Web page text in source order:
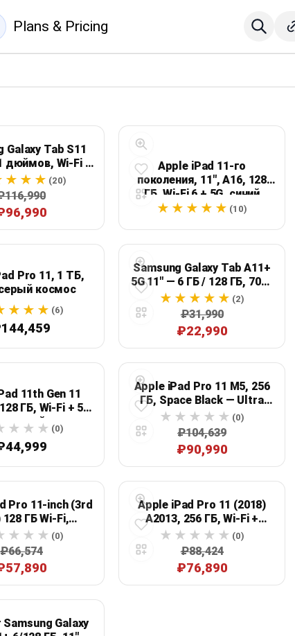
Plans & Pricing
Galaxy Tab S11
дюймов, Wi‑Fi +
связь, серый
(20)
Apple iPad 11-го
поколения, 11″, A16, 128
ГБ, Wi‑Fi 6 + 5G, синий
(10)
Pro 11, 1 ТБ,
космос
(6)
Samsung Galaxy Tab A11+
5G 11" — 6 ГБ / 128 ГБ, 7040
мА·ч, серый(2)
₽31,990
₽22,990
11th Gen 11
ГБ, Wi‑Fi + 5G,
(0)
Apple iPad Pro 11 M5, 256
ГБ, Space Black — Ultra
Retina XDR, 12 МП + 12 МП,
LiDAR, Wi‑Fi 7
(0)
₽104,639
₽90,990
Pro 11-inch (3rd
128 ГБ Wi‑Fi,
серый
(0)
₽66,574
Apple iPad Pro 11 (2018)
A2013, 256 ГБ, Wi‑Fi +
сотовая связь, серый
космос, Grade B
(0)
₽88,424
₽76,890
Galaxy